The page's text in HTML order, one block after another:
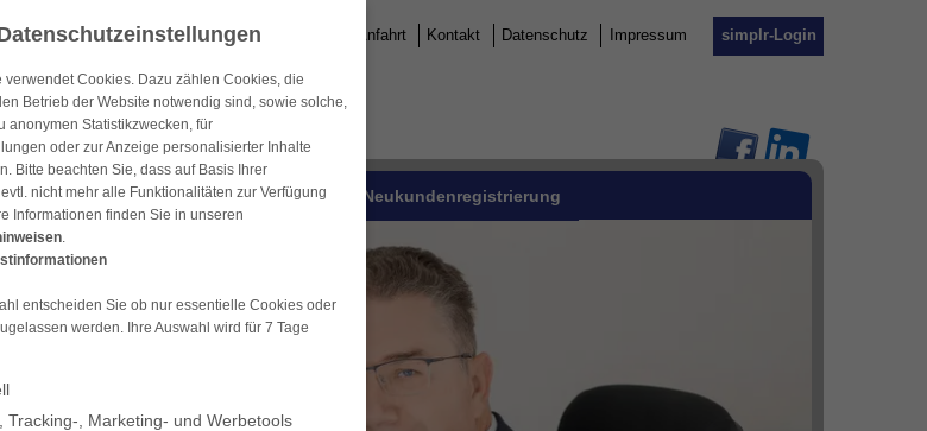
Anfahrt Kontakt Datenschutz Impressum simplr-Login
Service-Center Neukundenregistrierung
verwendet Cookies. Dazu zählen Cookies, die
Betrieb der Website notwendig sind, sowie solche,
anonymen Statistikzwecken, für
oder zur Anzeige personalisierter Inhalte
Bitte beachten Sie, dass auf Basis Ihrer
nicht mehr alle Funktionalitäten zur Verfügung
Informationen finden Sie in unseren
.
entscheiden Sie ob nur essentielle Cookies oder
werden. Ihre Auswahl wird für 7 Tage
Tracking-, Marketing- und Werbetools